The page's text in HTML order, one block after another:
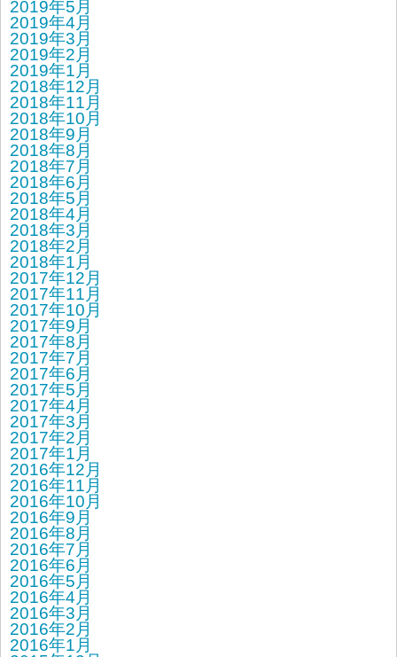
2019年5月
2019年4月
2019年3月
2019年2月
2019年1月
2018年12月
2018年11月
2018年10月
2018年9月
2018年8月
2018年7月
2018年6月
2018年5月
2018年4月
2018年3月
2018年2月
2018年1月
2017年12月
2017年11月
2017年10月
2017年9月
2017年8月
2017年7月
2017年6月
2017年5月
2017年4月
2017年3月
2017年2月
2017年1月
2016年12月
2016年11月
2016年10月
2016年9月
2016年8月
2016年7月
2016年6月
2016年5月
2016年4月
2016年3月
2016年2月
2016年1月